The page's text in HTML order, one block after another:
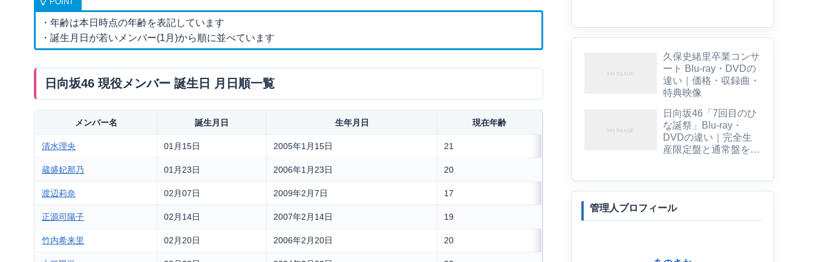
・年齢は本日時点の年齢を表記しています
・誕生月日が若いメンバー(1月)から順に並べています
日向坂46 現役メンバー 誕生日 月日順一覧
メンバー名 誕生月日 生年月日 現在年齢
清水理央 01月15日 2005年1月15日 21
蔵盛妃那乃 01月23日 2006年1月23日 20
渡辺莉奈 02月07日 2009年2月7日 17
正源司陽子 02月14日 2007年2月14日 19
竹内希来里 02月20日 2006年2月20日 20
久保史緒里卒業コンサ
ート Blu-ray・DVDの
違い｜価格・収録曲・
特典映像
日向坂46「7回目のひ
な誕祭」Blu-ray・
DVDの違い｜完全生
産限定盤と通常盤を比
管理人プロフィール